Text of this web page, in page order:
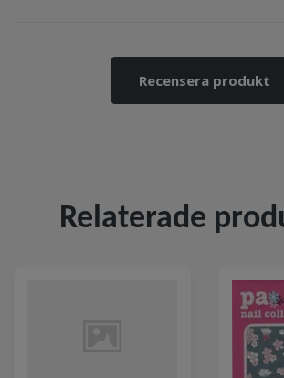
Recensera produkt
Relaterade